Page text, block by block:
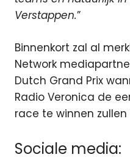
Verstappen.”
Binnenkort zal al
Network
Dutch Grand Prix
Radio Veronica de
race te winnen zullen
Sociale media: